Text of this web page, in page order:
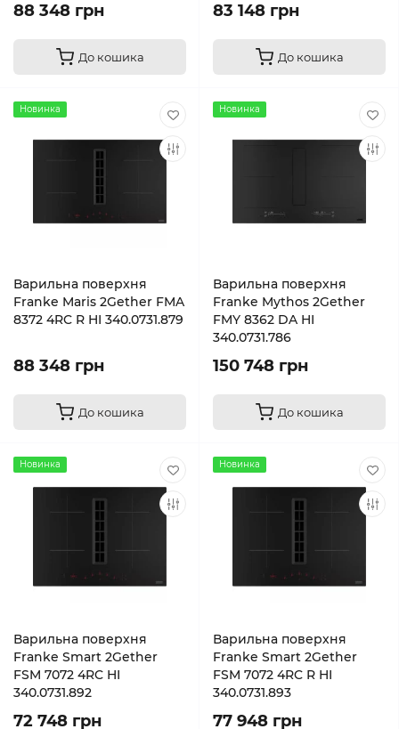
88 348 грн
До кошика
83 148 грн
До кошика
Новинка
Варильна поверхня
Franke Maris 2Gether FMA
8372 4RC R HI 340.0731.879
88 348 грн
До кошика
Новинка
Варильна поверхня
Franke Mythos 2Gether
FMY 8362 DA HI
340.0731.786
150 748 грн
До кошика
Новинка
Варильна поверхня
Franke Smart 2Gether
FSM 7072 4RC HI
340.0731.892
72 748 грн
Новинка
Варильна поверхня
Franke Smart 2Gether
FSM 7072 4RC R HI
340.0731.893
77 948 грн